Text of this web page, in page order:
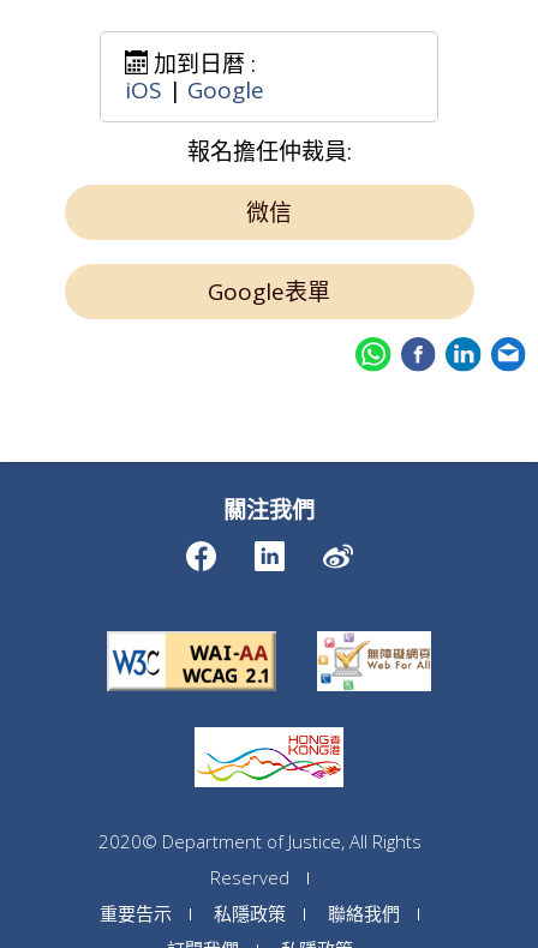
加到日暦 :
iOS | Google
報名擔任仲裁員:
微信
Google表單
關注我們
2020© Department of Justice, All Rights
Reserved
重要告示
私隱政策
聯絡我們